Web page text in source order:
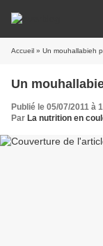
Accueil » Un mouhallabieh
Un
Publié le 05/07/2011 à
Par La nutrition en